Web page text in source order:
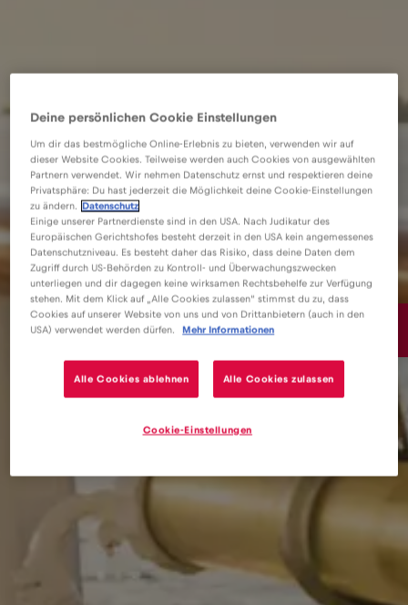
15€
Deine persönlichen Cookie Einstellungen
Um dir das bestmögliche Online-Erlebnis zu bieten, verwenden wir auf
dieser Website Cookies. Teilweise werden auch Cookies von ausgewählten
Partnern verwendet. Wir nehmen Datenschutz ernst und respektieren deine
Privatsphäre: Du hast jederzeit die Möglichkeit deine Cookie-Einstellungen
zu ändern.
Datenschutz
Einige unserer Partnerdienste sind in den USA. Nach Judikatur des
Europäischen Gerichtshofes besteht derzeit in den USA kein angemessenes
Datenschutzniveau. Es besteht daher das Risiko, dass deine Daten dem
Zugriff durch US-Behörden zu Kontroll- und Überwachungszwecken
unterliegen und dir dagegen keine wirksamen Rechtsbehelfe zur Verfügung
stehen. Mit dem Klick auf „Alle Cookies zulassen“ stimmst du zu, dass
Cookies auf unserer Website von uns und von Drittanbietern (auch in den
USA) verwendet werden dürfen.
Mehr Informationen
Alle Cookies ablehnen Alle Cookies zulassen
Cookie-Einstellungen